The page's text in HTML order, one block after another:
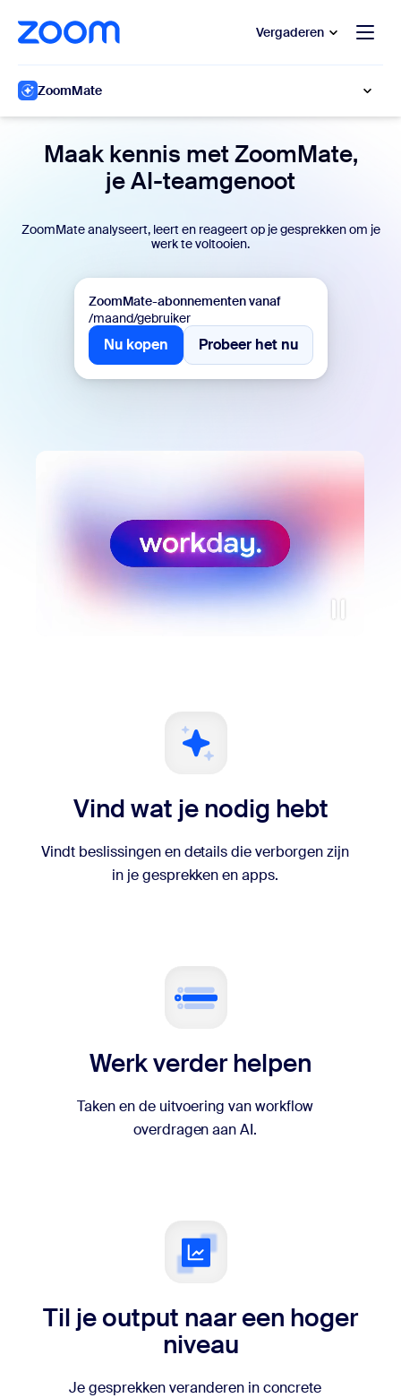
hoofdinhoud gaan
naar hulp via chat Vergaderen
ZoomMate
Maak kennis met ZoomMate,
je AI-teamgenoot
ZoomMate analyseert, leert en reageert op je gesprekken om je
werk te voltooien.
ZoomMate-abonnementen vanaf
/maand/gebruiker
Nu kopen
Nu kopen
Probeer het nu
Probeer het nu
Vind wat je nodig hebt
Vindt beslissingen en details die verborgen zijn
in je gesprekken en apps.
Werk verder helpen
Taken en de uitvoering van workflow
overdragen aan AI.
Til je output naar een hoger
niveau
Je gesprekken veranderen in concrete